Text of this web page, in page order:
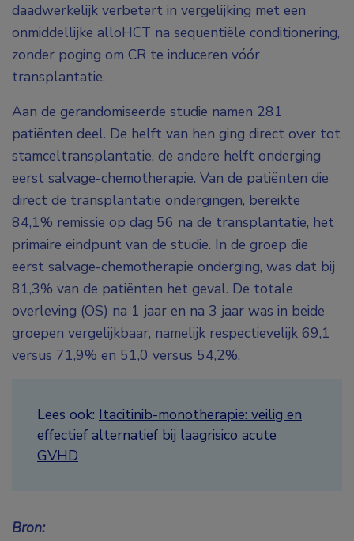
daadwerkelijk verbetert in vergelijking met een
onmiddellijke alloHCT na sequentiële conditionering,
zonder poging om CR te induceren vóór
transplantatie.
Aan de gerandomiseerde studie namen 281
patiënten deel. De helft van hen ging direct over tot
stamceltransplantatie, de andere helft onderging
eerst salvage-chemotherapie. Van de patiënten die
direct de transplantatie ondergingen, bereikte
84,1% remissie op dag 56 na de transplantatie, het
primaire eindpunt van de studie. In de groep die
eerst salvage-chemotherapie onderging, was dat bij
81,3% van de patiënten het geval. De totale
overleving (OS) na 1 jaar en na 3 jaar was in beide
groepen vergelijkbaar, namelijk respectievelijk 69,1
versus 71,9% en 51,0 versus 54,2%.
Lees ook: Itacitinib-monotherapie: veilig en
effectief alternatief bij laagrisico acute
GVHD
Bron: